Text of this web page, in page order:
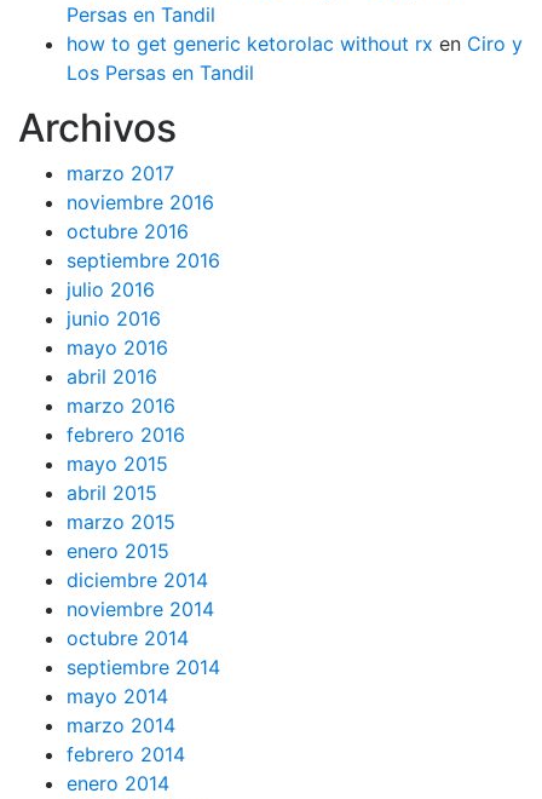
Persas en Tandil
how to get generic ketorolac without rx en Ciro y
Los Persas en Tandil
Archivos
marzo 2017
noviembre 2016
octubre 2016
septiembre 2016
julio 2016
junio 2016
mayo 2016
abril 2016
marzo 2016
febrero 2016
mayo 2015
abril 2015
marzo 2015
enero 2015
diciembre 2014
noviembre 2014
octubre 2014
septiembre 2014
mayo 2014
marzo 2014
febrero 2014
enero 2014